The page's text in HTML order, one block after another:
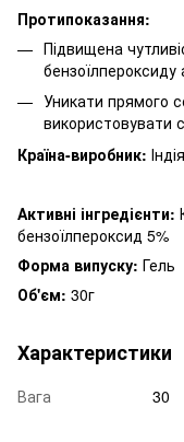
Протипоказання:
Підвищена
бензоїлпероксиду
Уникати прямого
використовувати
Країна-виробник: Індія
Активні інгредієнти:
бензоїлпероксид 5%
Форма випуску: Гель
Об'єм: 30г
Характеристики
Вага 30